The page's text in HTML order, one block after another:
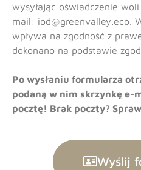
wysyłając oświadczenie
mail: iod@greenvalley.eco.
wpływa na zgodność z
dokonano na podstawie
Po wysłaniu formularza
podaną w nim skrzynkę e-
pocztę! Brak poczty?
Wyślij